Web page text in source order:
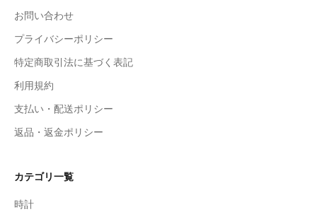
お問い合わせ
プライバシーポリシー
特定商取引法に基づく表記
利用規約
支払い・配送ポリシー
返品・返金ポリシー
カテゴリ一覧
時計